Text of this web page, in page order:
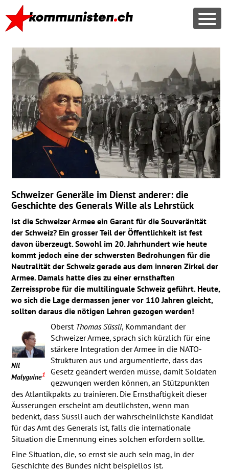
Schweizer Generäle im Dienst anderer: die
Geschichte des Generals Wille als Lehrstück
Ist die Schweizer Armee ein Garant für die Souveränität
der Schweiz? Ein grosser Teil der Öffentlichkeit ist fest
davon überzeugt. Sowohl im 20. Jahrhundert wie heute
kommt jedoch eine der schwersten Bedrohungen für die
Neutralität der Schweiz gerade aus dem inneren Zirkel der
Armee. Damals hatte dies zu einer ernsthaften
Zerreissprobe für die multilinguale Schweiz geführt. Heute,
wo sich die Lage dermassen jener vor 110 Jahren gleicht,
sollten daraus die nötigen Lehren gezogen werden!
Nil
Malyguine1
Oberst Thomas Süssli, Kommandant der
Schweizer Armee, sprach sich kürzlich für eine
stärkere Integration der Armee in die NATO-
Strukturen aus und argumentierte, dass das
Gesetz geändert werden müsse, damit Soldaten
gezwungen werden können, an Stützpunkten
des Atlantikpakts zu trainieren. Die Ernsthaftigkeit dieser
Äusserungen erscheint am deutlichsten, wenn man
bedenkt, dass Süssli auch der wahrscheinlichste Kandidat
für das Amt des Generals ist, falls die internationale
Situation die Ernennung eines solchen erfordern sollte.
Eine Situation, die, so ernst sie auch sein mag, in der
Geschichte des Bundes nicht beispiellos ist.